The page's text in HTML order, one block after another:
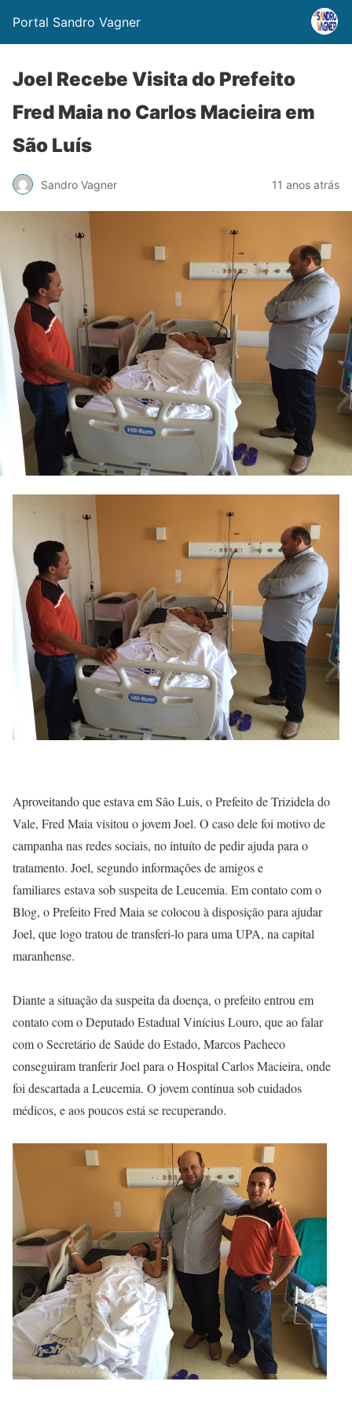
Portal Sandro Vagner
Joel Recebe Visita do Prefeito
Fred Maia no Carlos Macieira em
São Luís
Sandro Vagner 11 anos atrás
Aproveitando que estava em São Luis, o Prefeito de Trizidela do
Vale, Fred Maia visitou o jovem Joel. O caso dele foi motivo de
campanha nas redes sociais, no intuíto de pedir ajuda para o
tratamento. Joel, segundo informações de amigos e
familiares estava sob suspeita de Leucemia. Em contato com o
Blog, o Prefeito Fred Maia se colocou à disposição para ajudar
Joel, que logo tratou de transferi-lo para uma UPA, na capital
maranhense.
Diante a situação da suspeita da doença, o prefeito entrou em
contato com o Deputado Estadual Vinícius Louro, que ao falar
com o Secretário de Saúde do Estado, Marcos Pacheco
conseguiram tranferir Joel para o Hospital Carlos Macieira, onde
foi descartada a Leucemia. O jovem continua sob cuidados
médicos, e aos poucos está se recuperando.